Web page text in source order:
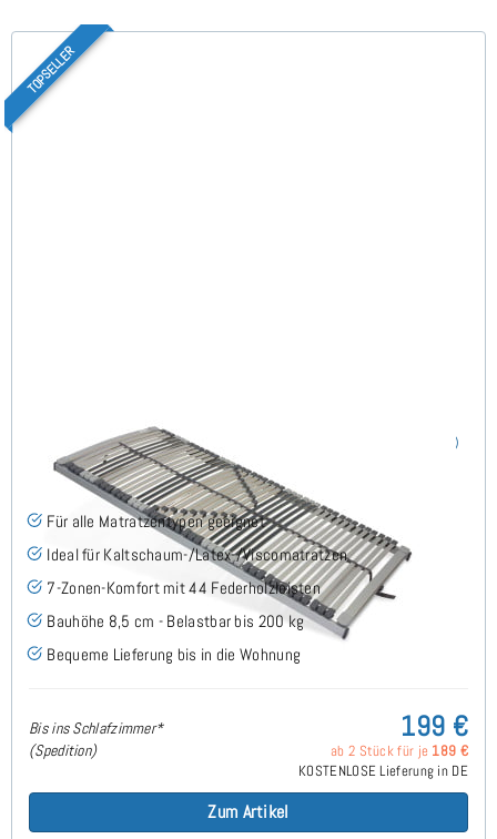
TOPSELLER
Nimbo 44 NV - Lattenrost 80x200 cm (186)
Für alle Matratzentypen geeignet
Ideal für Kaltschaum-/Latex-/Viscomatratzen
7-Zonen-Komfort mit 44 Federholzleisten
Bauhöhe 8,5 cm - Belastbar bis 200 kg
Bequeme Lieferung bis in die Wohnung
Bis ins Schlafzimmer*
(Spedition)
199 €
ab 2 Stück für je 189 €
KOSTENLOSE Lieferung in DE
Zum Artikel